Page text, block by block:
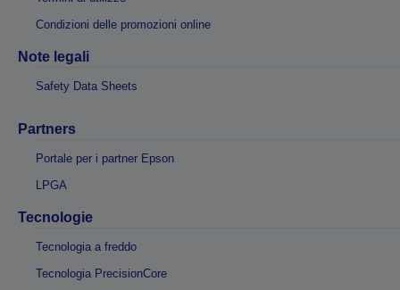
Condizioni delle promozioni online
Note legali
Safety Data Sheets
Partners
Portale per i partner Epson
LPGA
Tecnologie
Tecnologia a freddo
Tecnologia PrecisionCore